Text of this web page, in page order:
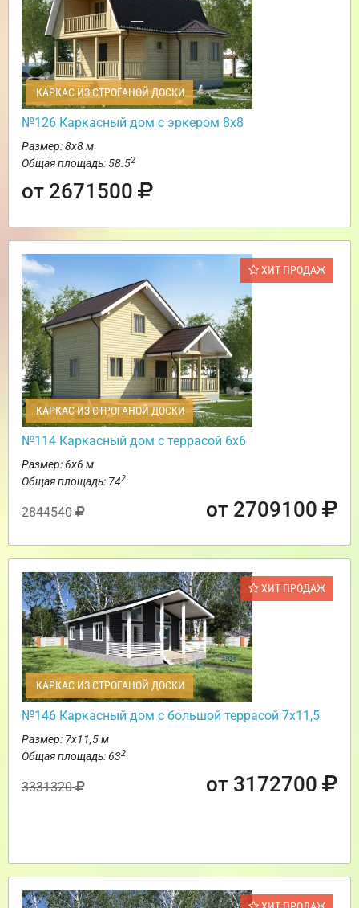
КАРКАС ИЗ СТРОГАНОЙ ДОСКИ
№126 Каркасный дом с эркером 8х8
Размер: 8х8 м
Общая площадь: 58.52
от 2671500
ХИТ ПРОДАЖ
КАРКАС ИЗ СТРОГАНОЙ ДОСКИ
№114 Каркасный дом с террасой 6х6
Размер: 6х6 м
Общая площадь: 742
2844540 от 2709100
ХИТ ПРОДАЖ
КАРКАС ИЗ СТРОГАНОЙ ДОСКИ
№146 Каркасный дом с большой террасой 7х11,5
Размер: 7х11,5 м
Общая площадь: 632
3331320 от 3172700